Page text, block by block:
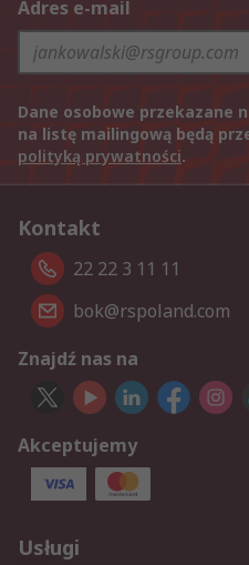
Adres e-mail
Dane osobowe przekazane
na listę mailingową będą
polityką prywatności.
Kontakt
22 22 3 11 11
bok@rspoland.com
Znajdź nas na
Akceptujemy
Usługi